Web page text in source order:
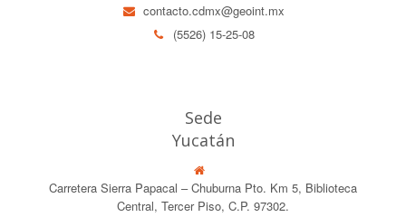
contacto.cdmx@geoint.mx
(5526) 15-25-08
Sede
Yucatán
Carretera Sierra Papacal – Chuburna Pto. Km 5, Biblioteca
Central, Tercer Piso, C.P. 97302.